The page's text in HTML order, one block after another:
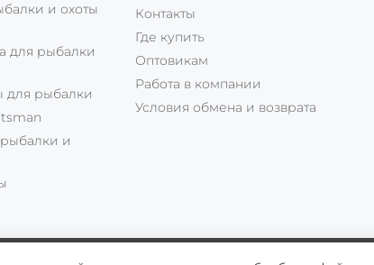
и охоты
для рыбалки
для рыбалки
и
Контакты
Где купить
Оптовикам
Работа в компании
Условия обмена и возврата